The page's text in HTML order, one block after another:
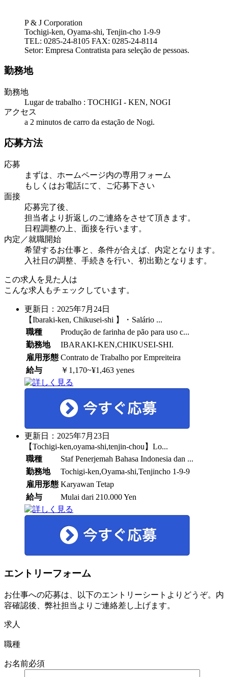
P & J Corporation
Tochigi-ken, Oyama-shi, Tenjin-cho 1-9-9
TEL: 0285-24-8105 FAX: 0285-24-8114
Setor: Empresa Contratista para seleção de pessoas.
勤務地
勤務地
Lugar de trabalho : TOCHIGI - KEN, NOGI
アクセス
a 2 minutos de carro da estação de Nogi.
応募方法
応募
まずは、ホームページ内の専用フォーム
もしくはお電話にて、ご応募下さい
面接
応募完了後、
担当者より折返しのご連絡をさせて頂きます。
日程調整の上、面接を行います。
内定／就職開始
希望するお仕事と、条件が合えば、内定となります。
入社日の調整、手続きを行い、初出勤となります。
この求人を見た人は
こんな求人もチェックしています。
更新日：2025年7月24日
【Ibaraki-ken, Chikusei-shi 】・Salário ...
職種
Produção de farinha de pão para uso c...
勤務地
IBARAKI-KEN,CHIKUSEI-SHI.
雇用形態 Contrato de Trabalho por Empreiteira
給与
￥1,170~¥1,463 yenes
更新日：2025年7月23日
【Tochigi-ken,oyama-shi,tenjin-chou】Lo...
職種
Staf Penerjemah Bahasa Indonesia dan ...
勤務地
Tochigi-ken,Oyama-shi,Tenjincho 1-9-9
雇用形態 Karyawan Tetap
給与
Mulai dari 210.000 Yen
エントリーフォーム
お仕事への応募は、以下のエントリーシートよりどうぞ。内
容確認後、弊社担当よりご連絡差し上げます。
求人
職種
お名前必須